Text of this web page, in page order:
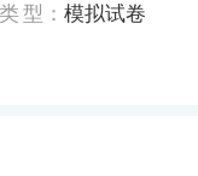
型 ：模拟试卷